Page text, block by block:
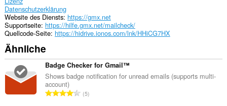
them
to
you
in
system
tray.
Diese
Erweiterung
auf
Datenschutzerklärung
Website des Diensts https://gmx.net
Supportseite https://hilfe.gmx.net/mailcheck/
Quellcode-Seite https://hidrive.ionos.com/lnk/HHiCG7HX
Ähnliche
Badge Checker for Gmail™
Shows badge notification for unread emails (supports multi-
account)
G5